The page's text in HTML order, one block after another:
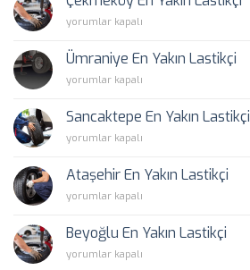
Lastikçi
için
Çekmeköy
Yakın
Lastikçi
için
yorumlar kapalı
Ümraniye En Yakın Lastikçi
Ümraniye
Yakın
Lastikçi
için
yorumlar kapalı
Sancaktepe En Yakın Lastikçi
Sancaktepe
Yakın
Lastikçi
için
yorumlar kapalı
Ataşehir En Yakın Lastikçi
Ataşehir
Yakın
Lastikçi
için
yorumlar kapalı
Beyoğlu En Yakın Lastikçi
Beyoğlu
yorumlar kapalı